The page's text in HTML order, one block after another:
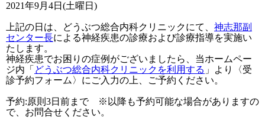
2021年9月4日(土曜日)
上記の日は、どうぶつ総合内科クリニックにて、 神志那副
センター長による神経疾患の診療および診療指導を実施い
たします。
神経疾患でお困りの症例がございましたら、当ホームペー
ジ内「 どうぶつ総合内科クリニックを利用する 」より〈受
診予約フォーム〉にご入力の上、ご予約ください。
予約:原則3日前まで ※以降も予約可能な場合がありますの
で、お問合せください。